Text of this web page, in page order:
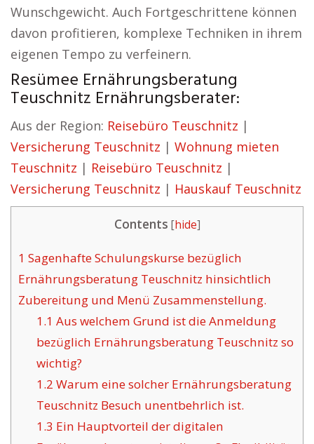
Wunschgewicht. Auch Fortgeschrittene können
davon profitieren, komplexe Techniken in ihrem
eigenen Tempo zu verfeinern.
Resümee Ernährungsberatung
Teuschnitz Ernährungsberater:
Aus der Region: Reisebüro Teuschnitz |
Versicherung Teuschnitz | Wohnung mieten
Teuschnitz | Reisebüro Teuschnitz |
Versicherung Teuschnitz | Hauskauf Teuschnitz
Contents [hide]
1 Sagenhafte Schulungskurse bezüglich
Ernährungsberatung Teuschnitz hinsichtlich
Zubereitung und Menü Zusammenstellung.
1.1 Aus welchem Grund ist die Anmeldung
bezüglich Ernährungsberatung Teuschnitz so
wichtig?
1.2 Warum eine solcher Ernährungsberatung
Teuschnitz Besuch unentbehrlich ist.
1.3 Ein Hauptvorteil der digitalen